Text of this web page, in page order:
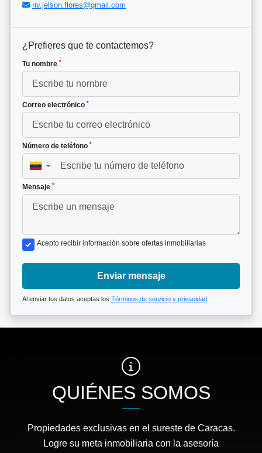
riv.jelson.flores@gmail.com
¿Prefieres que te contactemos?
Tu nombre *
Correo electrónico *
Número de teléfono *
▼
Mensaje *
Acepto recibir información sobre ofertas inmobiliarias
Enviar mensaje
Al enviar tus datos aceptas los Términos de servicio y privacidad
QUIÉNES SOMOS
Propiedades exclusivas en el sureste de Caracas.
Logre su meta inmobiliaria con la asesoría